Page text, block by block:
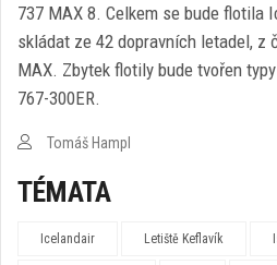
737 MAX 8. Celkem se bude flotila
skládat ze 42 dopravních letadel, z
MAX. Zbytek flotily bude tvořen
767-300ER.
Tomáš Hampl
TÉMATA
Icelandair Letiště Keflavík